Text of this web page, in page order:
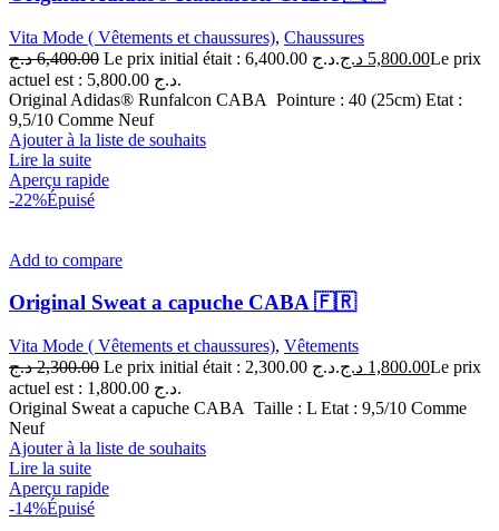
Vita Mode ( Vêtements et chaussures), Chaussures
6,400.00 د.ج Le prix initial était : 6,400.00 د.ج. 5,800.00 د.ج
Le prix
actuel est : 5,800.00 د.ج.
Original Adidas® Runfalcon CABA Pointure : 40 (25cm) Etat :
9,5/10 Comme Neuf
Ajouter à la liste de souhaits
Lire la suite
Aperçu rapide
-22%Épuisé
Add to compare
Original Sweat a capuche CABA 🇫🇷
Vita Mode ( Vêtements et chaussures), Vêtements
2,300.00 د.ج Le prix initial était : 2,300.00 د.ج. 1,800.00 د.ج
Le prix
actuel est : 1,800.00 د.ج.
Original Sweat a capuche CABA Taille : L Etat : 9,5/10 Comme
Neuf
Ajouter à la liste de souhaits
Lire la suite
Aperçu rapide
-14%Épuisé